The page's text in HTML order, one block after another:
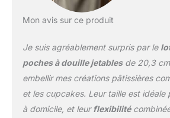
jetables
peuvent
utilisation,
pratique.
décoration
Mon avis sur ce produit
Je suis agréablement surpris par le
poches à douille jetablesde 20,3
embellir mes créations pâtissières
et les cupcakes. Leur taille est idéale
à domicile, et leurflexibilité